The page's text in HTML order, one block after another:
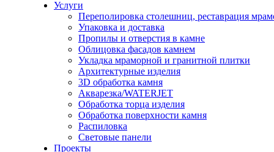
Услуги
Переполировка столешниц, реставрация
Упаковка и доставка
Пропилы и отверстия в камне
Облицовка фасадов камнем
Укладка мраморной и гранитной плитки
Архитектурные изделия
3D обработка камня
Акварезка/WATERJET
Обработка торца изделия
Обработка поверхности камня
Распиловка
Световые панели
Проекты